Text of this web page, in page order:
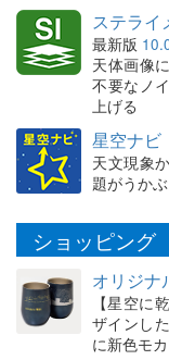
ステライ
最新版
天体画像
不要なノ
上げる
星空ナビ
天文現象
題がうか
ショッピング
オリジナ
【星空に
ザインし
に新色モ